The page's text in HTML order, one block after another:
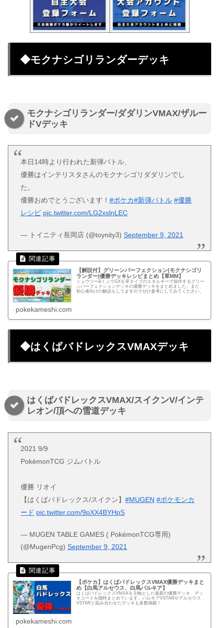
◆モクナシゴリランダーデッキ
モクナシゴリランダー/ダダリンVMAX/ザルー
ドVデッキ
本日14時より行われた新弾バトル、
優勝はインテリスタさんのモクナシゴリダダリンでし
た。
優勝おめでとうございます！#ポケカ#新弾バトル #優勝
レシピ pic.twitter.com/LG2xslnLEC
— トイニティ長岡店 (@toynity3)September 9, 2021
【解説付】グリーンパーフェクション(モクナシゴリ
ランダー)優勝デッキレシピまとめ【草MM】
ミュウツー&ミュウGXを草タイプのエネルギーで操作するグリー
ンパーフェクションデッキの優勝デッキをまとめました。また、
初心者向けの解説もしてますのでぜひ参考にしてみてください。
pokekameshi.com
◆はくばバドレックスVMAXデッキ
はくばバドレックスVMAX/スイクンV/インテ
レオン/頂への雪道デッキ
2021 9/9
PokémonTCG ジムバトル
優勝 リオイ
【はくばバドレックス/スイクン】#MUGEN #ポケモンカ
ード pic.twitter.com/9pXX4BYHpS
— MUGEN TABLE GAMES ( PokémonTCG専用)
(@MugenPcg)September 9, 2021
【ポケカ】はくばバドレックスVMAX優勝デッキまと
め【白馬アルセウス、白馬パルキア】
はくばバドレックスVMAXを主軸とした最新の優勝デッキ、デッ
キコードを随時まとめています。パルキアVSTARやアルセウス
VSTARと組み合わせたデッキも多数掲載！
pokekameshi.com